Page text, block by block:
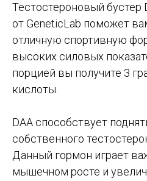
Тестостероновый бустер
от GeneticLab поможет
отличную спортивную
высоких силовых
порцией вы получите 3
кислоты.
DAA способствует
собственного
Данный гормон играет
мышечном росте и